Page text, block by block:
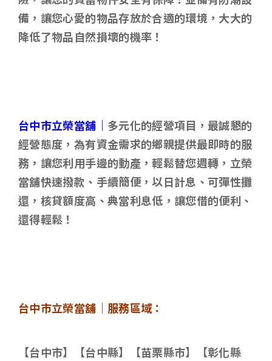
備，讓您心愛的物品存放於合適的環境，大大的
降低了物品自然損壞的機率！
台中市立榮當舖｜ 多元化的經營項目，最誠懇的
經營態度，為有資金需求的鄉親提供最即時的服
務，讓您利用手邊的動產，輕鬆替您週轉，立榮
當舖快速撥款、手續簡便，以日計息、可彈性攤
還，核貸額度高、典當利息低，讓您借的便利、
還得輕鬆！
台中市立榮當舖｜服務區域：
【台中市】【台中縣】【苗栗縣市】【彰化縣